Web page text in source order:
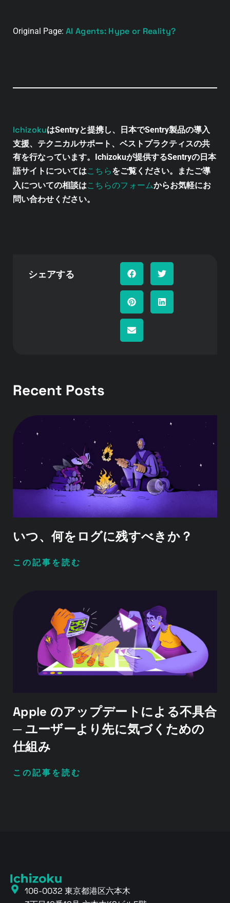
Original Page: AI Agents: Hype or Reality?
IchizokuはSentryと提携し、日本でSentry製品の導入
支援、テクニカルサポート、ベストプラクティスの共
有を行なっています。Ichizokuが提供するSentryの日本
語サイトについてはこちらをご覧ください。またご導
入についての相談はこちらのフォームからお気軽にお
問い合わせください。
シェアする
Recent Posts
いつ、何をログに残すべきか？
この記事を読む
Apple のアップデートによる不具合
─ ユーザーより先に気づくための
仕組み
この記事を読む
106-0032 東京都港区六本木